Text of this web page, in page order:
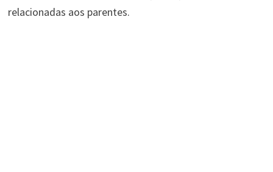
relacionadas aos parentes.